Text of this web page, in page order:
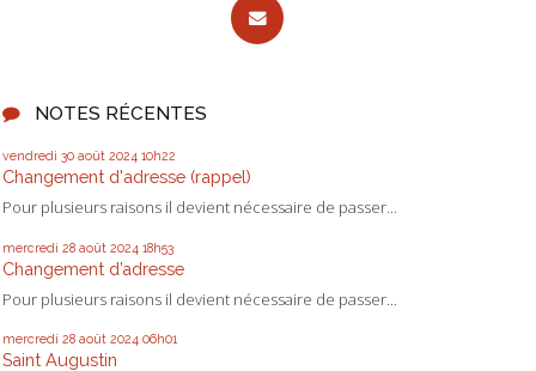
NOTES RÉCENTES
vendredi 30 août 2024 10h22
Changement d'adresse (rappel)
Pour plusieurs raisons il devient nécessaire de passer...
mercredi 28 août 2024 18h53
Changement d’adresse
Pour plusieurs raisons il devient nécessaire de passer...
mercredi 28 août 2024 06h01
Saint Augustin